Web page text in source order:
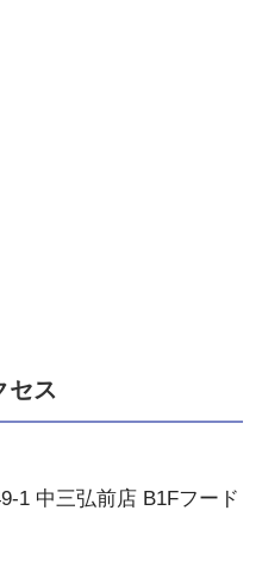
セス
1 中三弘前店 B1Fフード